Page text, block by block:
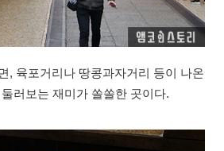
, 육포거리나 땅콩과자거리 등이 나온
러보는 재미가 쏠쏠한 곳이다.